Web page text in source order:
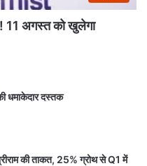
11 अगस्त को खुलेगा
धमाकेदार दस्तक
की ताकत, 25% ग्रोथ से Q1 में